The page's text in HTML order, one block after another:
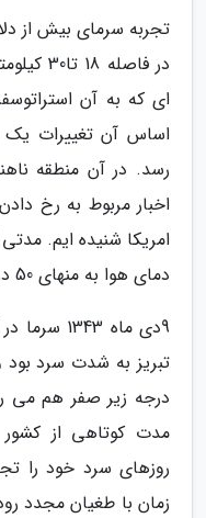
تجربه سرمای بیش از
در
اساس آن تغییرات
رسد. در آن منطقه
اخبار مربوط به رخ
امریکا شنیده ایم.
دمای هوا به منهای 50 درجه رسید و تمام پرنده ها یخ زدند.
روزهای سرد خود را
زمان با طغیان مجدد